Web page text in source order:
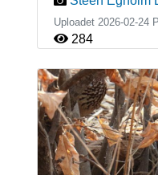
Uploadet 2026-02-24
284